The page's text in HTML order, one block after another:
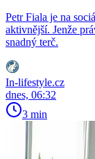
Petr Fiala je na
aktivnější. Jenže
snadný terč.
In-lifestyle.cz
dnes, 06:32
3 min